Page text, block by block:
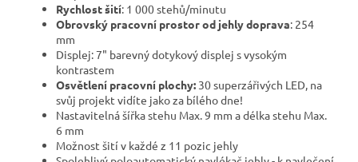
Rychlost šití: 1 000 stehů/minutu
Obrovský pracovní prostor od jehly doprava: 254
mm
Displej: 7" barevný dotykový displej s vysokým
kontrastem
Osvětlení pracovní plochy: 30 superzářivých LED, na
svůj projekt vidíte jako za bílého dne!
Nastavitelná šířka stehu Max. 9 mm a délka stehu Max.
6 mm
Možnost šití v každé z 11 pozic jehly